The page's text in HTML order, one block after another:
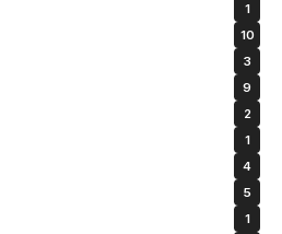
1
10
3
9
2
1
4
5
1